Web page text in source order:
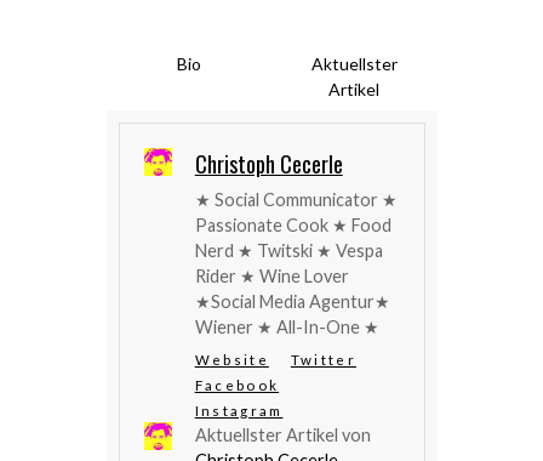
Bio
Aktuellster
Artikel
Christoph Cecerle
★ Social Communicator ★
Passionate Cook ★ Food
Nerd ★ Twitski ★ Vespa
Rider ★ Wine Lover
★Social Media Agentur★
Wiener ★ All-In-One ★
Website
Twitter
Facebook
Instagram
Aktuellster Artikel von